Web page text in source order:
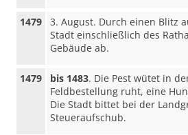
1479
3. August. Durch einen Blitz
Stadt einschließlich des
Gebäude ab.
1479 bis 1483. Die Pest wütet in
Feldbestellung ruht, eine
Die Stadt bittet bei der
Steueraufschub.